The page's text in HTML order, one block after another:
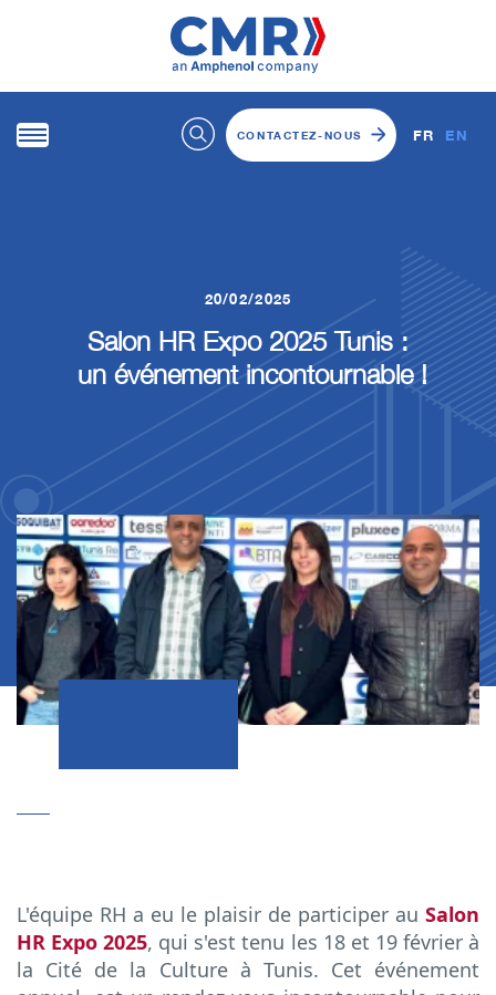
CONTACTEZ-NOUS FR EN
20/02/2025
Salon HR Expo 2025 Tunis :
un événement incontournable !
L'équipe RH a eu le plaisir de participer au Salon
HR Expo 2025, qui s'est tenu les 18 et 19 février à
la Cité de la Culture à Tunis. Cet événement